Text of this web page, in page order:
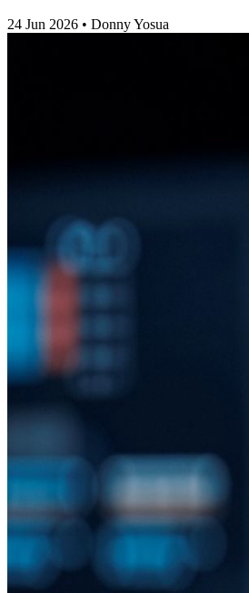
24 Jun 2026 • Donny Yosua